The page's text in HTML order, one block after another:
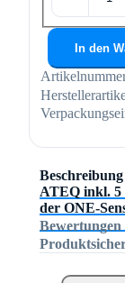
In den
Beschreibung
ATEQ inkl. 5
der ONE-
Bewertungen